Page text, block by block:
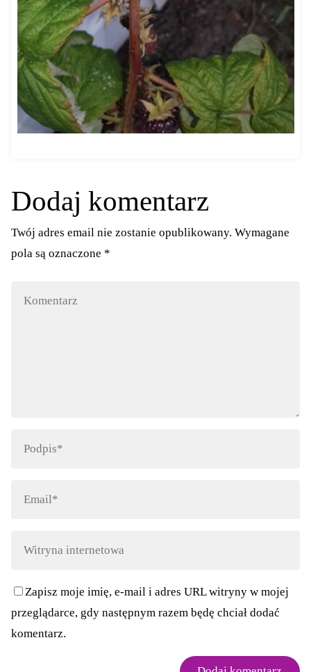
Dodaj komentarz
Twój adres email nie zostanie opublikowany. Wymagane
pola są oznaczone *
Zapisz moje imię, e-mail i adres URL witryny w mojej
przeglądarce, gdy następnym razem będę chciał dodać
komentarz.